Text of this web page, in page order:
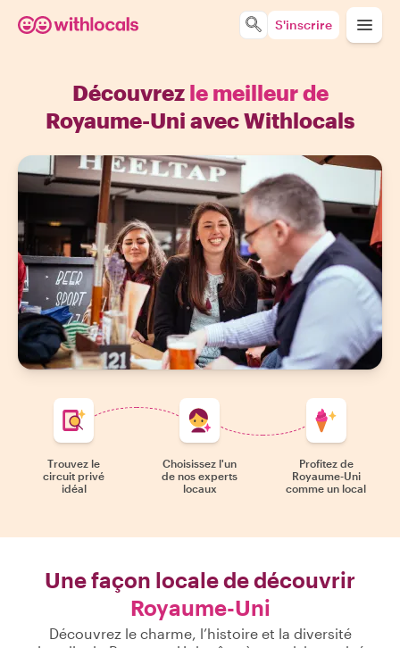
S'inscrire
Découvrez le meilleur de
Royaume-Uni avec Withlocals
Trouvez le
circuit privé
idéal
Choisissez l'un
de nos experts
locaux
Profitez de
Royaume-Uni
comme un local
Une façon locale de découvrir
Royaume-Uni
Découvrez le charme, l’histoire et la diversité